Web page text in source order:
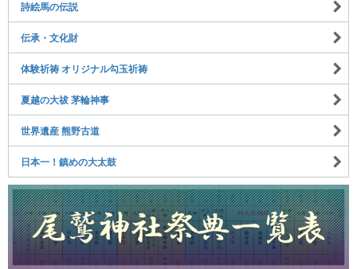
詩絵馬の伝説
伝承・文化財
体験祈祷 オリジナル勾玉祈祷
夏越の大祓 茅輪神事
世界遺産 熊野古道
日本一！鎮めの大太鼓